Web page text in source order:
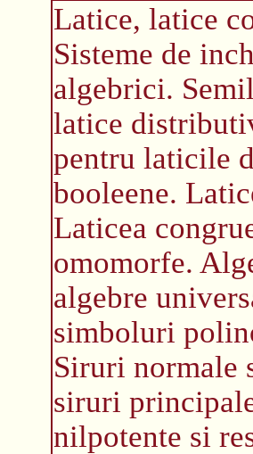
Latice, latice
Sisteme de
algebrici.
latice
pentru laticile
booleene.
Laticea
omomorfe.
algebre
simboluri
Siruri normale
siruri
nilpotente si